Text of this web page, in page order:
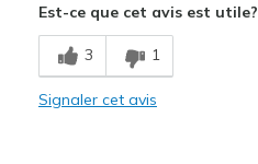
Breathe Well
Durable
Stylish
Est-ce que cet avis est utile?
3 1
Signaler cet avis